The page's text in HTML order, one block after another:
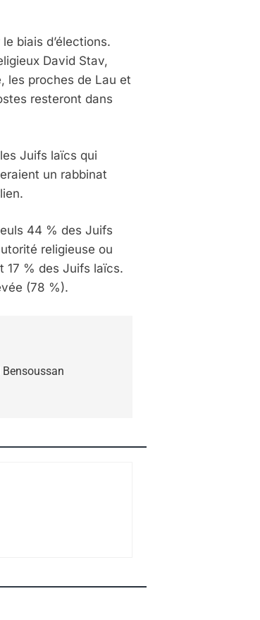
biais d’élections.
David Stav,
les proches de Lau et
resteront dans
Juifs laïcs qui
un rabbinat
44 % des Juifs
religieuse ou
17 % des Juifs laïcs.
(78 %).
Azilal Consacrés Produits Du